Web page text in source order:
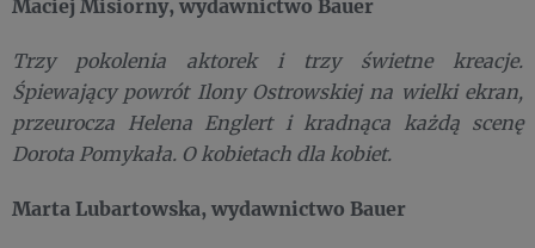
Maciej Misiorny, wydawnictwo Bauer
Trzy pokolenia aktorek i trzy świetne kreacje.
Śpiewający powrót Ilony Ostrowskiej na wielki ekran,
przeurocza Helena Englert i kradnąca każdą scenę
Dorota Pomykała. O kobietach dla kobiet.
Marta Lubartowska, wydawnictwo Bauer